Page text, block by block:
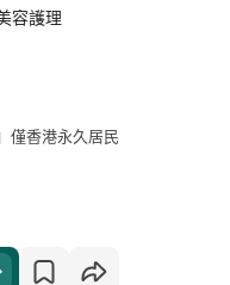
容護理
僅香港永久居民